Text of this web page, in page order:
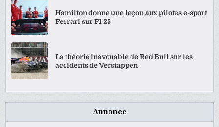
Hamilton donne une leçon aux pilotes e-sport
Ferrari sur F1 25
La théorie inavouable de Red Bull sur les
accidents de Verstappen
Annonce